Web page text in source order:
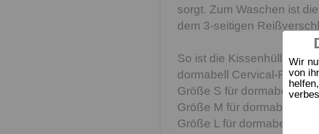
Wir
von
sorgt. Zum Waschen ist
dem 3-seitigen
So ist die Kissenhülle
dormabell Cervical-Reihe:
Größe S für dormabell
Größe M für dormabell
Größe L für dormabell